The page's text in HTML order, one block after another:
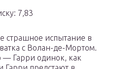
7,83
страшное испытание в
с Волан-де-Мортом.
— Гарри одинок, как